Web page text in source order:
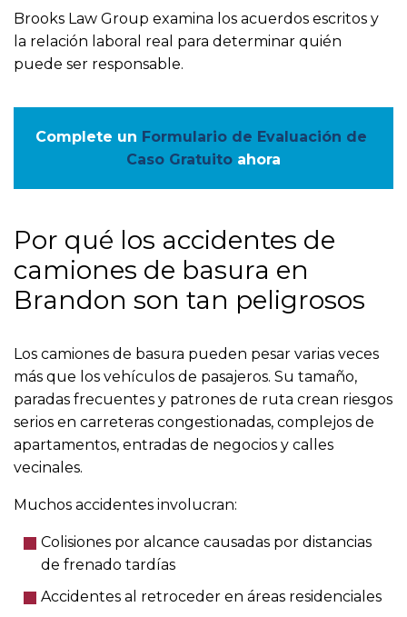
Brooks Law Group examina los acuerdos escritos y
la relación laboral real para determinar quién
puede ser responsable.
Complete un Formulario de Evaluación de
Caso Gratuito ahora
Por qué los accidentes de
camiones de basura en
Brandon son tan peligrosos
Los camiones de basura pueden pesar varias veces
más que los vehículos de pasajeros. Su tamaño,
paradas frecuentes y patrones de ruta crean riesgos
serios en carreteras congestionadas, complejos de
apartamentos, entradas de negocios y calles
vecinales.
Muchos accidentes involucran:
Colisiones por alcance causadas por distancias
de frenado tardías
Accidentes al retroceder en áreas residenciales